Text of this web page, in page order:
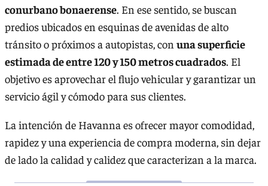
conurbano bonaerense. En ese sentido, se buscan
predios ubicados en esquinas de avenidas de alto
tránsito o próximos a autopistas, con una superficie
estimada de entre 120 y 150 metros cuadrados. El
objetivo es aprovechar el flujo vehicular y garantizar un
servicio ágil y cómodo para sus clientes.
La intención de Havanna es ofrecer mayor comodidad,
rapidez y una experiencia de compra moderna, sin dejar
de lado la calidad y calidez que caracterizan a la marca.